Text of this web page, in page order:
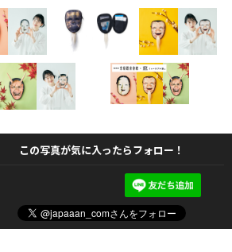
この写真が気に入ったらフォロー！